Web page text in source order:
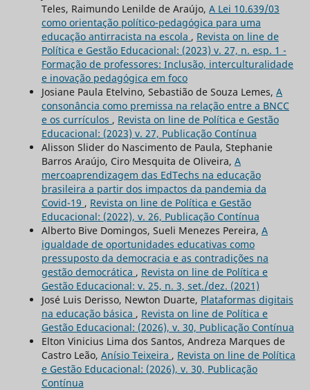
Teles, Raimundo Lenilde de Araújo, A Lei 10.639/03
como orientação político-pedagógica para uma
educação antirracista na escola , Revista on line de
Política e Gestão Educacional: (2023) v. 27, n. esp. 1 -
Formação de professores: Inclusão, interculturalidade
e inovação pedagógica em foco
Josiane Paula Etelvino, Sebastião de Souza Lemes, A
consonância como premissa na relação entre a BNCC
e os currículos , Revista on line de Política e Gestão
Educacional: (2023) v. 27, Publicação Contínua
Alisson Slider do Nascimento de Paula, Stephanie
Barros Araújo, Ciro Mesquita de Oliveira, A
mercoaprendizagem das EdTechs na educação
brasileira a partir dos impactos da pandemia da
Covid-19 , Revista on line de Política e Gestão
Educacional: (2022), v. 26, Publicação Contínua
Alberto Bive Domingos, Sueli Menezes Pereira, A
igualdade de oportunidades educativas como
pressuposto da democracia e as contradições na
gestão democrática , Revista on line de Política e
Gestão Educacional: v. 25, n. 3, set./dez. (2021)
José Luis Derisso, Newton Duarte, Plataformas digitais
na educação básica , Revista on line de Política e
Gestão Educacional: (2026), v. 30, Publicação Contínua
Elton Vinicius Lima dos Santos, Andreza Marques de
Castro Leão, Anísio Teixeira , Revista on line de Política
e Gestão Educacional: (2026), v. 30, Publicação
Contínua